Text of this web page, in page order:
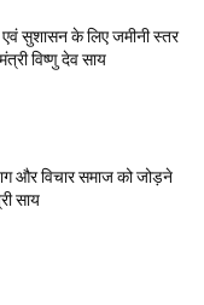
एवं सुशासन के लिए जमीनी स्तर
विष्णु देव साय
और विचार समाज को जोड़ने
साय